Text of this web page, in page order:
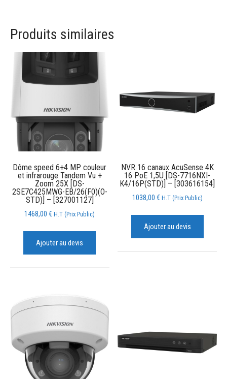
Produits similaires
Dôme speed 6+4 MP couleur
et infrarouge Tandem Vu +
Zoom 25X [DS-
2SE7C425MWG-EB/26(F0)(O-
STD)] – [327001127]
1468,00€ H.T (Prix Public)
Ajouter au devis
NVR 16 canaux AcuSense 4K
16 PoE 1,5U [DS-7716NXI-
K4/16P(STD)] – [303616154]
1038,00 € H.T (Prix Public)
Ajouter au devis